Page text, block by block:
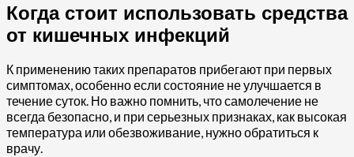
Когда стоит использовать средства
от кишечных инфекций
К применению таких препаратов прибегают при первых
симптомах, особенно если состояние не улучшается в
течение суток. Но важно помнить, что самолечение не
всегда безопасно, и при серьезных признаках, как высокая
температура или обезвоживание, нужно обратиться к
врачу.